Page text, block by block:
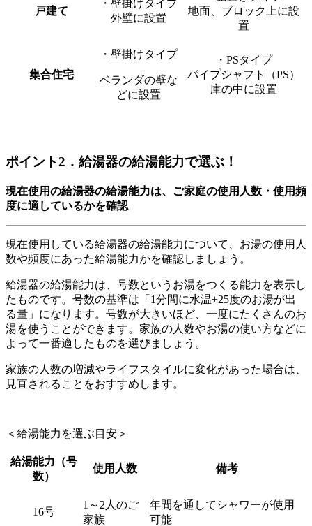
戸建て
・壁掛けタイプ
外壁に設置
地面、ブロック上に設
置
集合住宅
・壁掛けタイプ
ベランダの壁な
どに設置
・PSタイプ
パイプシャフト（PS）
庫の中に設置
ポイント2．給湯器の給湯能力で選ぶ！
現在使用の給湯器の給湯能力は、ご家庭の使用人数・使用頻
度に適しているかを確認
現在使用している給湯器の給湯能力について、お湯の使用人
数や頻度にあった給湯能力かを確認しましょう。
給湯器の給湯能力は、号数というお湯をつくる能力を表示し
たものです。号数の基準は「1分間に水温+25度のお湯が出
る量」になります。号数が大きいほど、一度にたくさんのお
湯を使うことができます。家族の人数やお湯の使い方などに
よって一番適したものを選びましょう。
家族の人数の増減やライフスタイルに変化があった場合は、
見直されることをおすすめします。
＜給湯能力を選ぶ目安＞
給湯能力（号
数）
使用人数 備考
16号
1～2人のご
家族
年間を通してシャワーが使用
可能